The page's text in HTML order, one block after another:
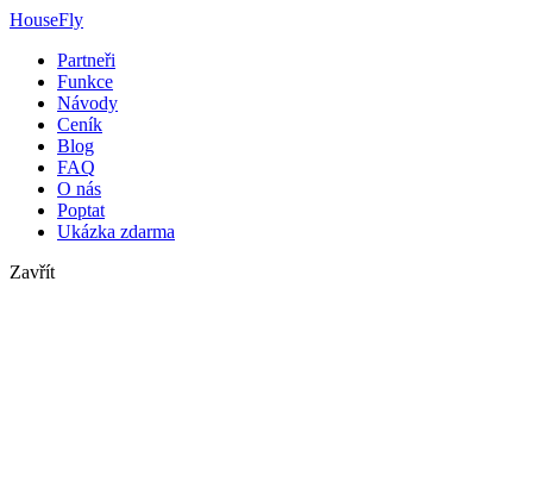
HouseFly
Partneři
Funkce
Návody
Ceník
Blog
FAQ
O nás
Poptat
Ukázka zdarma
Zavřít